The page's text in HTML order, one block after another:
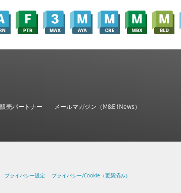
売パートナー メールマガジン（M&E iNews）
プライバシー設定 プライバシー/Cookie（更新済み）